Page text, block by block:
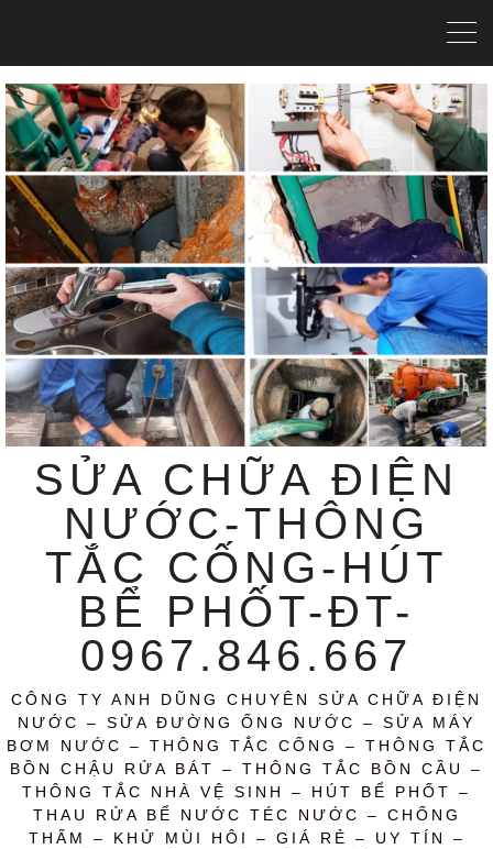
SỬA CHỮA ĐIỆN
NƯỚC-THÔNG
TẮC CỐNG-HÚT
BỂ PHỐT-ĐT-
0967.846.667
CÔNG TY ANH DŨNG CHUYÊN SỬA CHỮA ĐIỆN
NƯỚC – SỬA ĐƯỜNG ỐNG NƯỚC – SỬA MÁY
BƠM NƯỚC – THÔNG TẮC CỐNG – THÔNG TẮC
BỒN CHẬU RỬA BÁT – THÔNG TẮC BỒN CẦU –
THÔNG TẮC NHÀ VỆ SINH – HÚT BỂ PHỐT –
THAU RỬA BỂ NƯỚC TÉC NƯỚC – CHỐNG
THẤM – KHỬ MÙI HÔI – GIÁ RẺ – UY TÍN –